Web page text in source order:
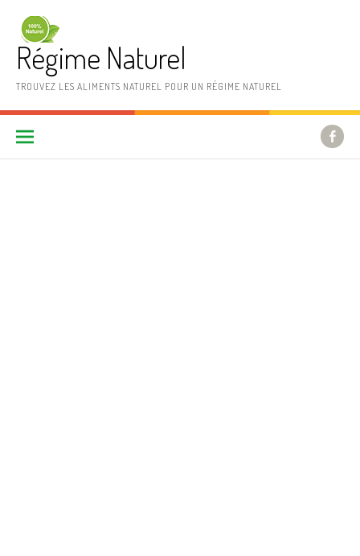
Régime Naturel
TROUVEZ LES ALIMENTS NATUREL POUR UN RÉGIME NATUREL